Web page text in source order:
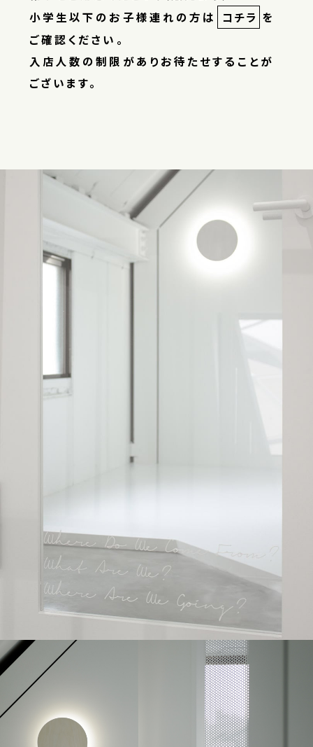
小学生以下のお子様連れの方は
コチラ を
ご確認ください。
入店人数の制限がありお待たせすることが
ございます。